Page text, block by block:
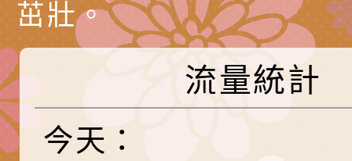
演練」
道安宣導影像素材
字稿及LCD託播影片
檢送行政院新聞傳播
月份公共服務政策溝
訊
檢送本市馬祖新村眷
區《植地有聲》主題
有關本市辦理115年
專注力研習營 「正
檢送桃園市政府LED
茁壯。
流量統計
今天：